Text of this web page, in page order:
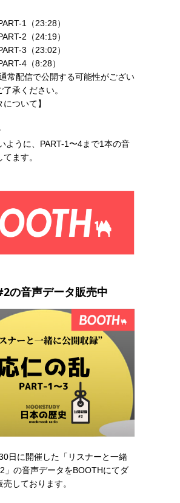
1（23:28）
2（24:19）
3（23:02）
4（8:28）
常配信で公開する可能性がござい
承ください。
について】
ように、PART-1〜4まで1本の音
ます。
の音声データ販売中
日に開催した「リスナーと一緒
」の音声データをBOOTHにてダ
売 しております。